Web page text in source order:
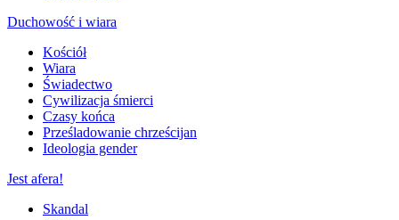
Duchowość i wiara
Kościół
Wiara
Świadectwo
Cywilizacja śmierci
Czasy końca
Prześladowanie chrześcijan
Ideologia gender
Jest afera!
Skandal